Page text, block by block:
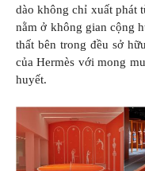
dào không chỉ xuất phát
nằm ở không gian cộng
thất bên trong đều sở
của Hermès với mong
huyết.